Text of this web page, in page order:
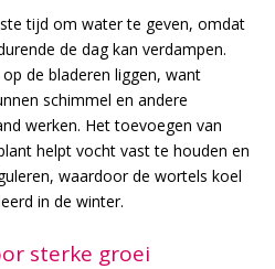
tijd om water te geven, omdat
de dag kan verdampen.
de bladeren liggen, want
schimmel en andere
werken. Het toevoegen van
helpt vocht vast te houden en
waardoor de wortels koel
in de winter.
sterke groei